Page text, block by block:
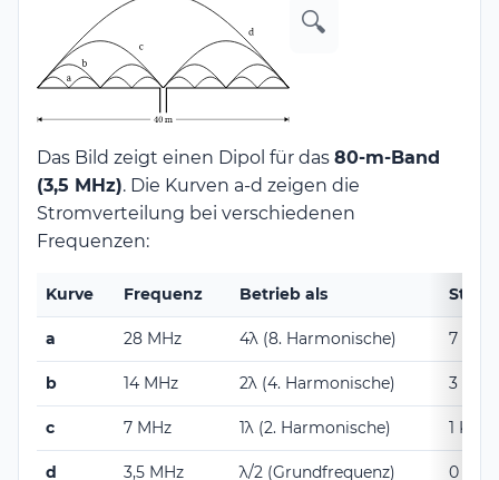
🔍
Das Bild zeigt einen Dipol für das 80-m-Band
(3,5 MHz). Die Kurven a-d zeigen die
Stromverteilung bei verschiedenen
Frequenzen:
Kurve Frequenz Betrieb als
a 28 MHz 4λ (8. Harmonische) 7
b 14 MHz 2λ (4. Harmonische) 3
c 7 MHz 1λ (2. Harmonische) 1
d 3,5 MHz λ/2 (Grundfrequenz) 0